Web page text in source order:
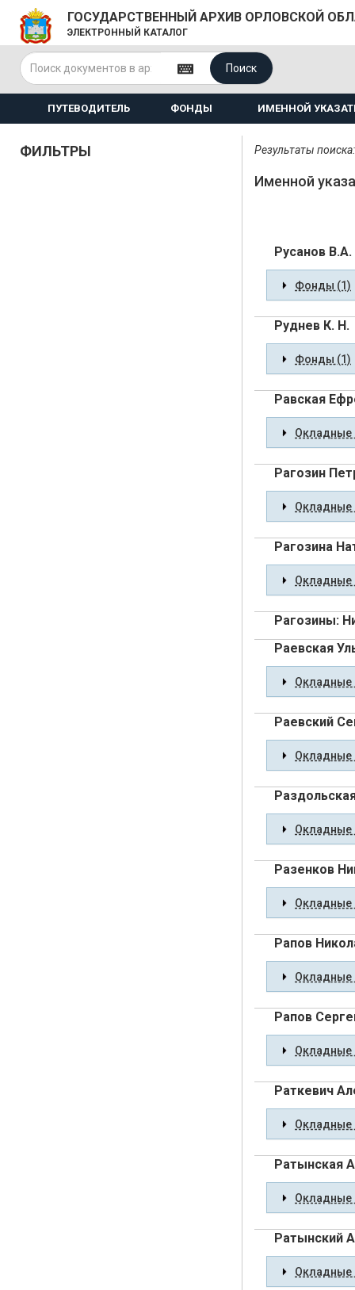
ГОСУДАРСТВЕННЫЙ АРХИВ ОРЛОВСКОЙ
ЭЛЕКТРОННЫЙ КАТАЛОГ
Поиск
ПУТЕВОДИТЕЛЬ ФОНДЫ ИМЕННОЙ
ФИЛЬТРЫ Результаты
Именной
Русанов В.А.
Фонды (1)
Руднев К. Н.
Фонды (1)
Равская
Окладные
Рагозин
Окладные
Рагозина
Окладные
Рагозины:
Раевская
Окладные
Раевский
Окладные
Окладные
Разенков
Окладные
Рапов
Окладные
Рапов
Окладные
Раткевич
Окладные
Ратынская
Окладные
Ратынский
Окладные